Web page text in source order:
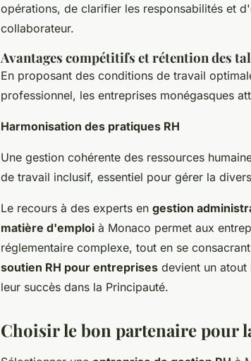
opérations, de clarifier les responsabilités et
collaborateur.
Avantages compétitifs et rétention des
En proposant des conditions de travail
professionnel, les entreprises monégasques
Harmonisation des pratiques RH
Une gestion cohérente des ressources
de travail inclusif, essentiel pour gérer la
Le recours à des experts en gestion
matière d'emploi à Monaco permet aux
réglementaire complexe, tout en se
soutien RH pour entreprises devient un atout
leur succès dans la Principauté.
Choisir le bon partenaire pour